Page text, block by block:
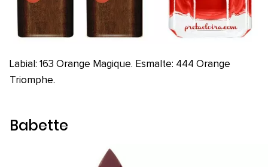
Labial: 163 Orange Magique. Esmalte: 444 Orange
Triomphe.
Babette